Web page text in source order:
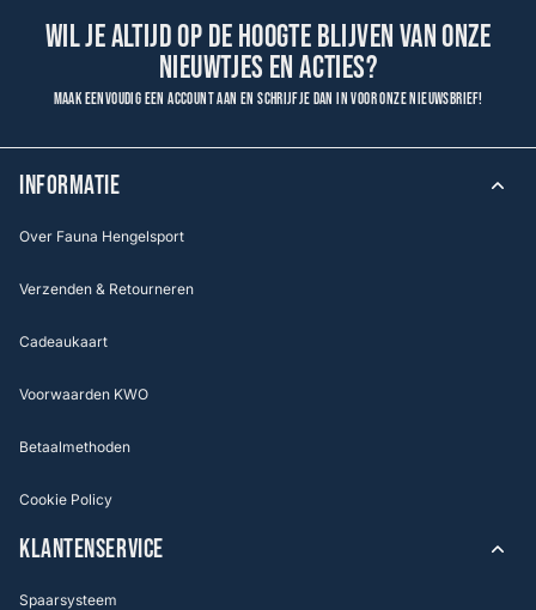
Wil je altijd op de hoogte blijven van onze
nieuwtjes en acties?
Maak eenvoudig een account aan en schrijf je dan in voor onze nieuwsbrief!
INFORMATIE
Over Fauna Hengelsport
Verzenden & Retourneren
Cadeaukaart
Voorwaarden KWO
Betaalmethoden
Cookie Policy
KLANTENSERVICE
Spaarsysteem